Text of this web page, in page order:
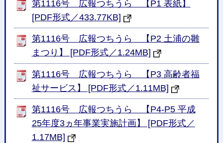
第1116号 広報つちうら 【P1 表紙】
[PDF形式／433.77KB]
第1116号 広報つちうら 【P2 土浦の雛
まつり】 [PDF形式／1.24MB]
第1116号 広報つちうら 【P3 高齢者福
祉サービス】 [PDF形式／1.11MB]
第1116号 広報つちうら 【P4-P5 平成
25年度3ヵ年事業実施計画】 [PDF形式／
1.17MB]